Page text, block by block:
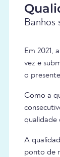
Banhos
Em 2021,
vez e
o
Como a
qualidade
A
ponto de